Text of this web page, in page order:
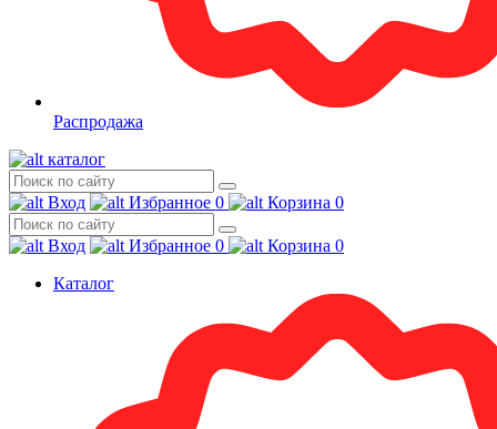
Распродажа
каталог
Вход Избранное 0 Корзина 0
Вход Избранное 0 Корзина 0
Каталог